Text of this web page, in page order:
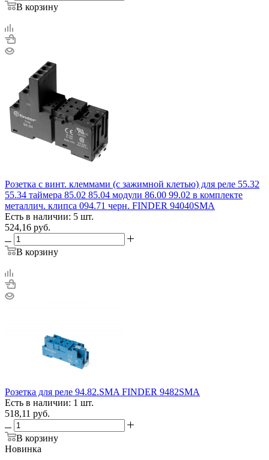
В корзину
Розетка с винт. клеммами (с зажимной клетью) для реле 55.32
55.34 таймера 85.02 85.04 модули 86.00 99.02 в комплекте
металлич. клипса 094.71 черн. FINDER 94040SMA
Есть в наличии: 5 шт.
524,16 руб.
В корзину
Розетка для реле 94.82.SMA FINDER 9482SMA
Есть в наличии: 1 шт.
518,11 руб.
В корзину
Новинка